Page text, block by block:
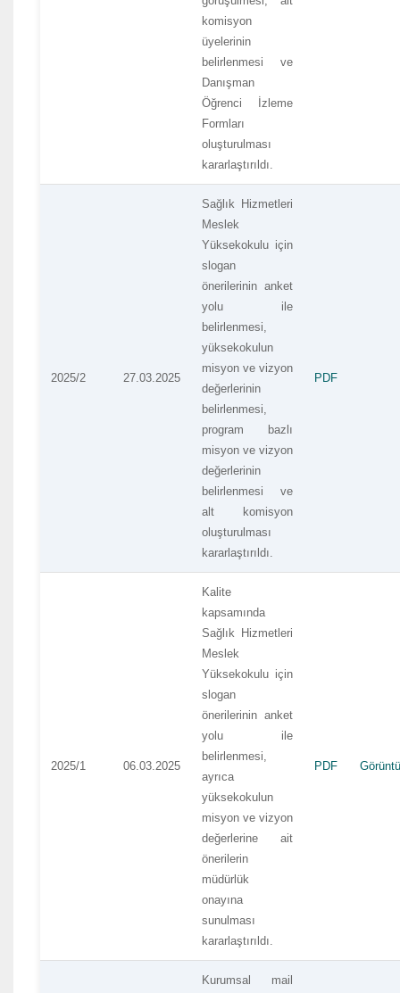
komisyon
üyelerinin
belirlenmesi ve
Danışman
Öğrenci İzleme
Formları
oluşturulması
kararlaştırıldı.
2025/2 27.03.2025
Sağlık Hizmetleri
Meslek
Yüksekokulu için
slogan
önerilerinin anket
yolu ile
belirlenmesi,
yüksekokulun
misyon ve vizyon
değerlerinin
belirlenmesi,
program bazlı
misyon ve vizyon
değerlerinin
belirlenmesi ve
alt komisyon
oluşturulması
kararlaştırıldı.
PDF
2025/1 06.03.2025
Kalite
kapsamında
Sağlık Hizmetleri
Meslek
Yüksekokulu için
slogan
önerilerinin anket
yolu ile
belirlenmesi,
ayrıca
yüksekokulun
misyon ve vizyon
değerlerine ait
önerilerin
müdürlük
onayına
sunulması
kararlaştırıldı.
PDF
Kurumsal mail